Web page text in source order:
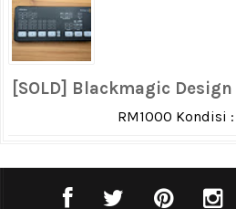
[SOLD] Blackmagic
RM1000 Kondisi :